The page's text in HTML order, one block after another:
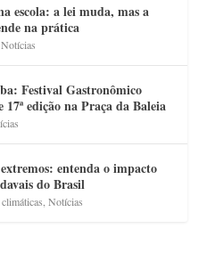
escola: a lei muda, mas a
na prática
,Notícias
Festival Gastronômico
edição na Praça da Baleia
entenda o impacto
do Brasil
,Notícias